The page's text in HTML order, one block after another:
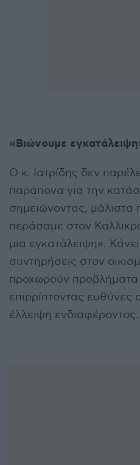
«Βιώνουμε
Ο κ. Ιατρίδης δεν
παράπονα για την
σημειώνοντας, μάλιστα
περάσαμε στον
μια εγκατάλειψη».
συντηρήσεις στον
προχωρούν
επιρρίπτοντας ευθύνες
έλλειψη ενδιαφέροντος.